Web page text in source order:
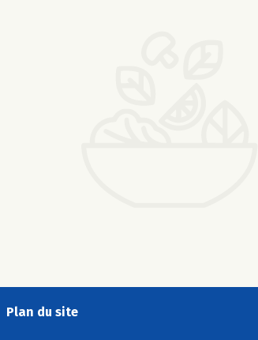
Plan du site